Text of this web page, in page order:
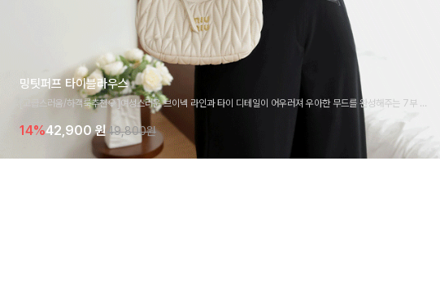
밍팃퍼프 타이블라우스
[고급스러움/하객룩추천💎]여성스러운 브이넥 라인과 타이 디테일이 어우러져 우아한 무드를 완성해주는 7부 블
라우스 🤍 여유로운 7부 소매로 편안하게 착용되며 데일리룩부터 출근룩, 하객룩까지 세련된 스타일링을 연출하
기 좋은 아이템이에요
14%42,900원 49,800원